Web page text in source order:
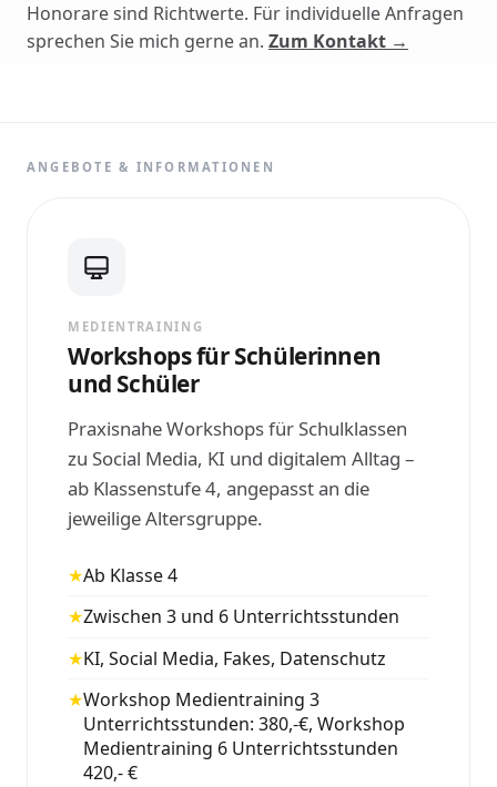
Honorare sind Richtwerte. Für individuelle Anfragen
sprechen Sie mich gerne an. Zum Kontakt →
ANGEBOTE & INFORMATIONEN
MEDIENTRAINING
Workshops für Schülerinnen
und Schüler
Praxisnahe Workshops für Schulklassen
zu Social Media, KI und digitalem Alltag –
ab Klassenstufe 4, angepasst an die
jeweilige Altersgruppe.
★Ab Klasse 4
★Zwischen 3 und 6 Unterrichtsstunden
★KI, Social Media, Fakes, Datenschutz
★Workshop Medientraining 3
Unterrichtsstunden: 380,-€, Workshop
Medientraining 6 Unterrichtsstunden
420,- €